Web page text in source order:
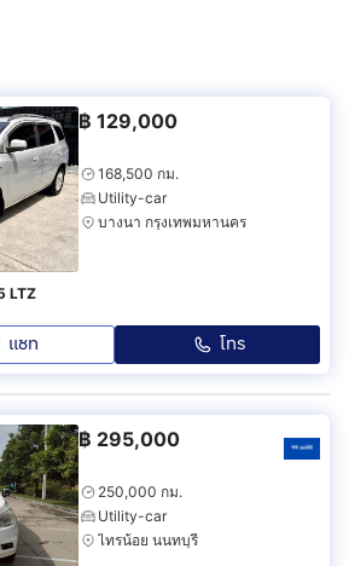
฿ 129,000
168,500 กม.
Utility-car
บางนา กรุงเทพมหานคร
LTZ
แชท โทร
฿ 295,000
250,000 กม.
Utility-car
ไทรน้อย นนทบุรี